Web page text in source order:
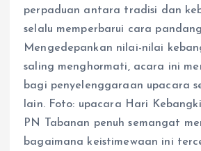
perpaduan antara tradisi dan
selalu memperbarui cara
Mengedepankan nilai-nilai
saling menghormati, acara ini
bagi penyelenggaraan upacara
lain. Foto: upacara Hari
PN Tabanan penuh semangat
bagaimana keistimewaan ini